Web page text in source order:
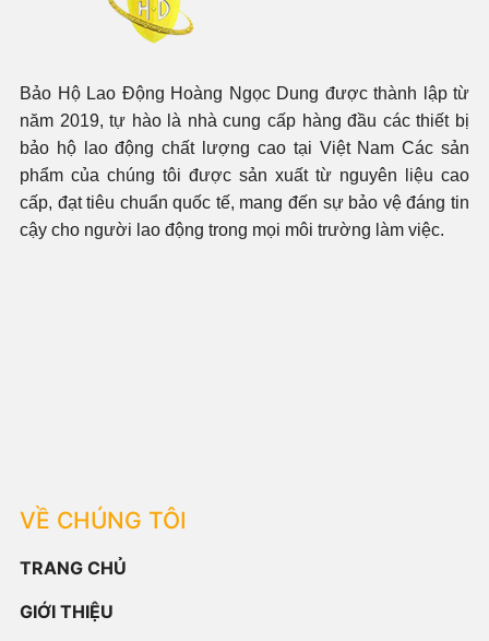
Bảo Hộ Lao Động Hoàng Ngọc Dung được thành lập từ
năm 2019, tự hào là nhà cung cấp hàng đầu các thiết bị
bảo hộ lao động chất lượng cao tại Việt Nam Các sản
phẩm của chúng tôi được sản xuất từ nguyên liệu cao
cấp, đạt tiêu chuẩn quốc tế, mang đến sự bảo vệ đáng tin
cậy cho người lao động trong mọi môi trường làm việc.
VỀ CHÚNG TÔI
TRANG CHỦ
GIỚI THIỆU